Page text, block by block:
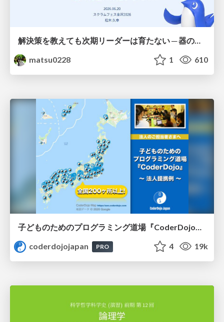
matsu0228
1 610
子どものためのプログラミング道場『CoderDojo』〜法人提携例〜 / Partnership with CoderDojo Japan
coderdojojapan
PRO 4 19k